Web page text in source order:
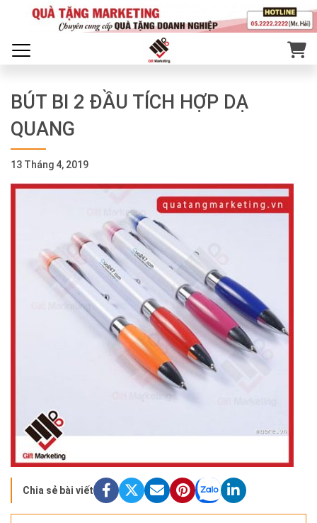
BÚT BI 2 ĐẦU TÍCH HỢP DẠ
QUANG
13 Tháng 4, 2019
Chia sẻ bài viết